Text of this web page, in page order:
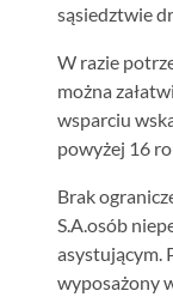
sąsiedztwie
W razie
można
wsparciu
powyżej 16
Brak
S.A.osób
asystującym.
wyposażony